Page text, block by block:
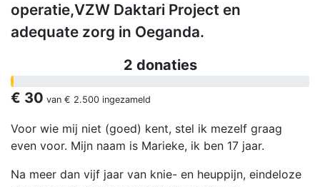
operatie,VZW Daktari Project en
adequate zorg in Oeganda.
2 donaties
€ 30 van € 2.500 ingezameld
Voor wie mij niet (goed) kent, stel ik mezelf graag
even voor. Mijn naam is Marieke, ik ben 17 jaar.
Na meer dan vijf jaar van knie- en heuppijn, eindeloze